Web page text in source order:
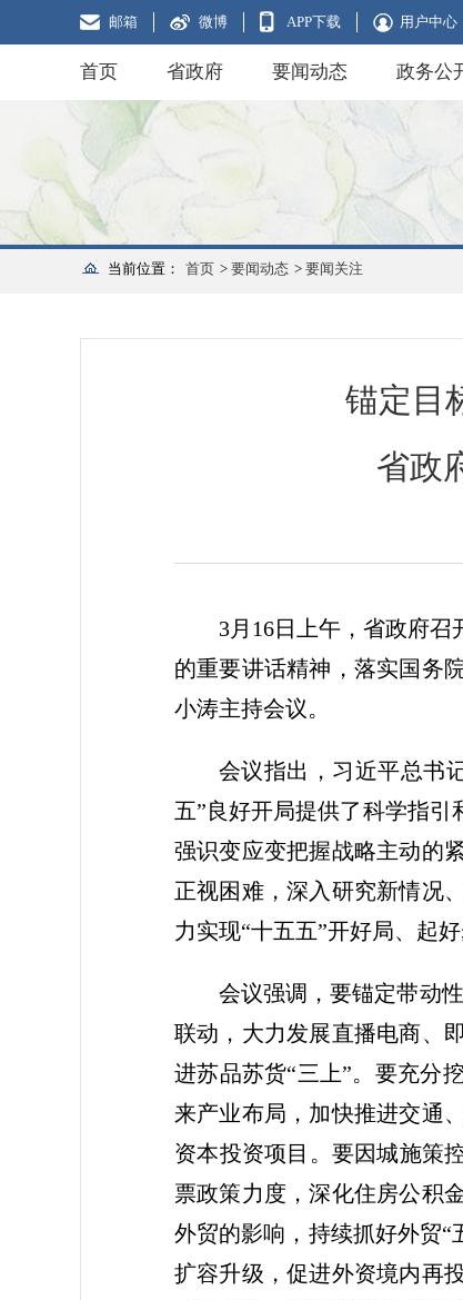
邮箱 微博 APP下载 用户中心
首页 省政府 要闻动态 政务公
当前位置： 首页 > 要闻动态 > 要闻关注
锚定目
省政
3月16日上午，省政府
的重要讲话精神，落实国务
小涛主持会议。
会议指出，习近平总书
五”良好开局提供了科学指
强识变应变把握战略主动的
正视困难，深入研究新情况
力实现“十五五”开好局、起好
会议强调，要锚定带动
联动，大力发展直播电商、
进苏品苏货“三上”。要充分
来产业布局，加快推进交通
资本投资项目。要因城施策
票政策力度，深化住房公积
外贸的影响，持续抓好外贸“
扩容升级，促进外资境内再